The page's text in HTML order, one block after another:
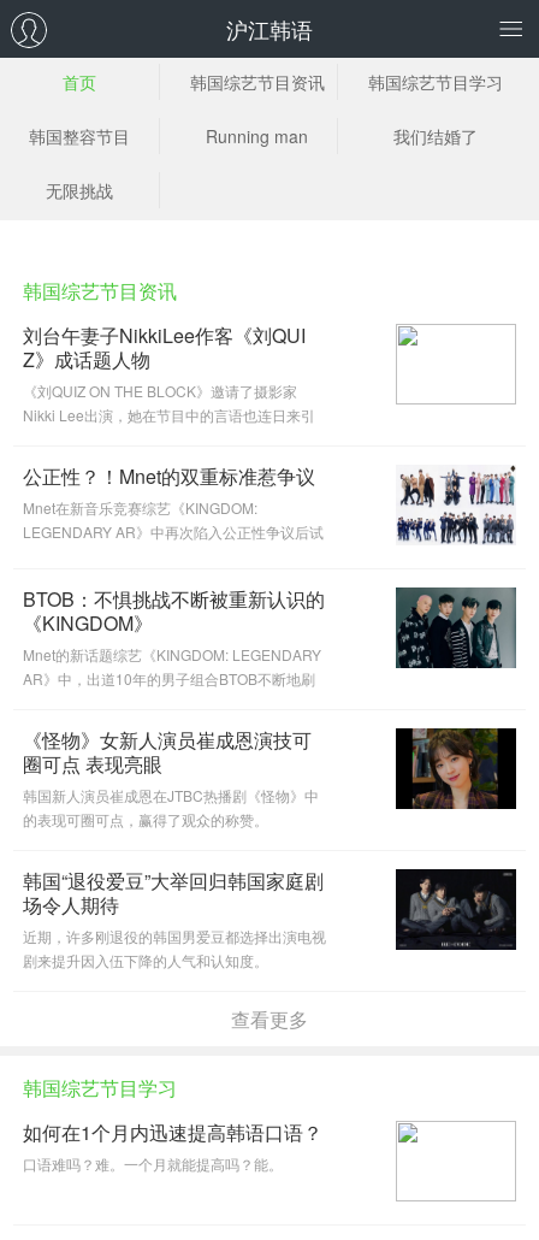
沪江韩语
首页 韩国综艺节目资讯 韩国综艺节目学习
韩国整容节目 Running man 我们结婚了
无限挑战
韩国综艺节目资讯
刘台午妻子NikkiLee作客《刘QUI
Z》成话题人物
《刘QUIZ ON THE BLOCK》邀请了摄影家
Nikki Lee出演，她在节目中的言语也连日来引
公正性？！Mnet的双重标准惹争议
Mnet在新音乐竞赛综艺《KINGDOM:
LEGENDARY AR》中再次陷入公正性争议后试
BTOB：不惧挑战不断被重新认识的
《KINGDOM》
Mnet的新话题综艺《KINGDOM: LEGENDARY
AR》中，出道10年的男子组合BTOB不断地刷
《怪物》女新人演员崔成恩演技可
圈可点 表现亮眼
韩国新人演员崔成恩在JTBC热播剧《怪物》中
的表现可圈可点，赢得了观众的称赞。
韩国“退役爱豆”大举回归韩国家庭剧
场令人期待
近期，许多刚退役的韩国男爱豆都选择出演电视
剧来提升因入伍下降的人气和认知度。
查看更多
韩国综艺节目学习
如何在1个月内迅速提高韩语口语？
口语难吗？难。一个月就能提高吗？能。